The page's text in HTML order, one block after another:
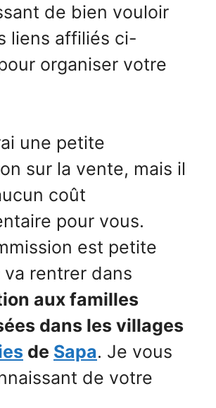
de bien vouloir
liens affiliés ci-
organiser votre
une petite
sur la vente, mais il
coût
pour vous.
est petite
va rentrer dans
aux familles
dans les villages
de Sapa. Je vous
de votre